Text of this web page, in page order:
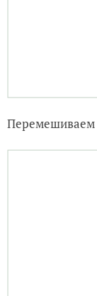
Перемешиваем